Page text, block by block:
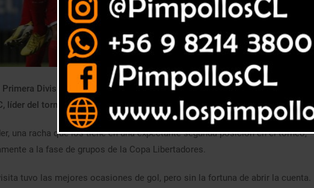
División, Unión La Calera se afianza en el segundo lugar de la tabla de
líder del torneo.
una racha que los tiene en una expectante segunda posición en el torneo,
a la fase de grupos de la Copa Libertadores.
tuvo las mejores ocasiones de gol, pero sin la fortuna de abrir la cuenta.